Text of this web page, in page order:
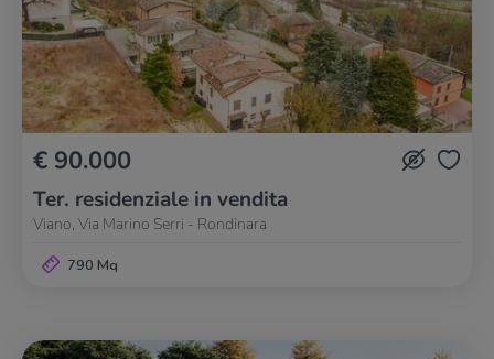
€ 90.000
Ter. residenziale in vendita
Viano, Via Marino Serri - Rondinara
790 Mq